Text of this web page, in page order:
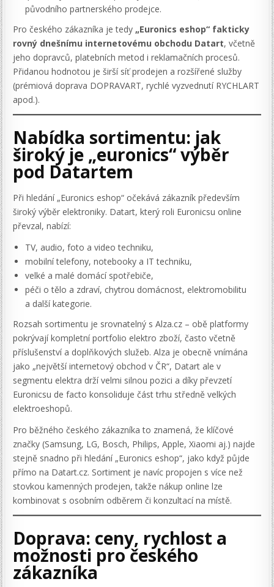
původního partnerského prodejce.
Pro českého zákazníka je tedy „Euronics eshop“ fakticky
rovný dnešnímu internetovému obchodu Datart, včetně
jeho dopravců, platebních metod i reklamačních procesů.
Přidanou hodnotou je širší síť prodejen a rozšířené služby
(prémiová doprava DOPRAVART, rychlé vyzvednutí RYCHLART
apod.).
Nabídka sortimentu: jak
široký je „euronics“ výběr
pod Datartem
Při hledání „Euronics eshop“ očekává zákazník především
široký výběr elektroniky. Datart, který roli Euronicsu online
převzal, nabízí:
TV, audio, foto a video techniku,
mobilní telefony, notebooky a IT techniku,
velké a malé domácí spotřebiče,
péči o tělo a zdraví, chytrou domácnost, elektromobilitu
a další kategorie.
Rozsah sortimentu je srovnatelný s Alza.cz – obě platformy
pokrývají kompletní portfolio elektro zboží, často včetně
příslušenství a doplňkových služeb. Alza je obecně vnímána
jako „největší internetový obchod v ČR“, Datart ale v
segmentu elektra drží velmi silnou pozici a díky převzetí
Euronicsu de facto konsoliduje část trhu středně velkých
elektroeshopů.
Pro běžného českého zákazníka to znamená, že klíčové
značky (Samsung, LG, Bosch, Philips, Apple, Xiaomi aj.) najde
stejně snadno při hledání „Euronics eshop“, jako když půjde
přímo na Datart.cz. Sortiment je navíc propojen s více než
stovkou kamenných prodejen, takže nákup online lze
kombinovat s osobním odběrem či konzultací na místě.
Doprava: ceny, rychlost a
možnosti pro českého
zákazníka